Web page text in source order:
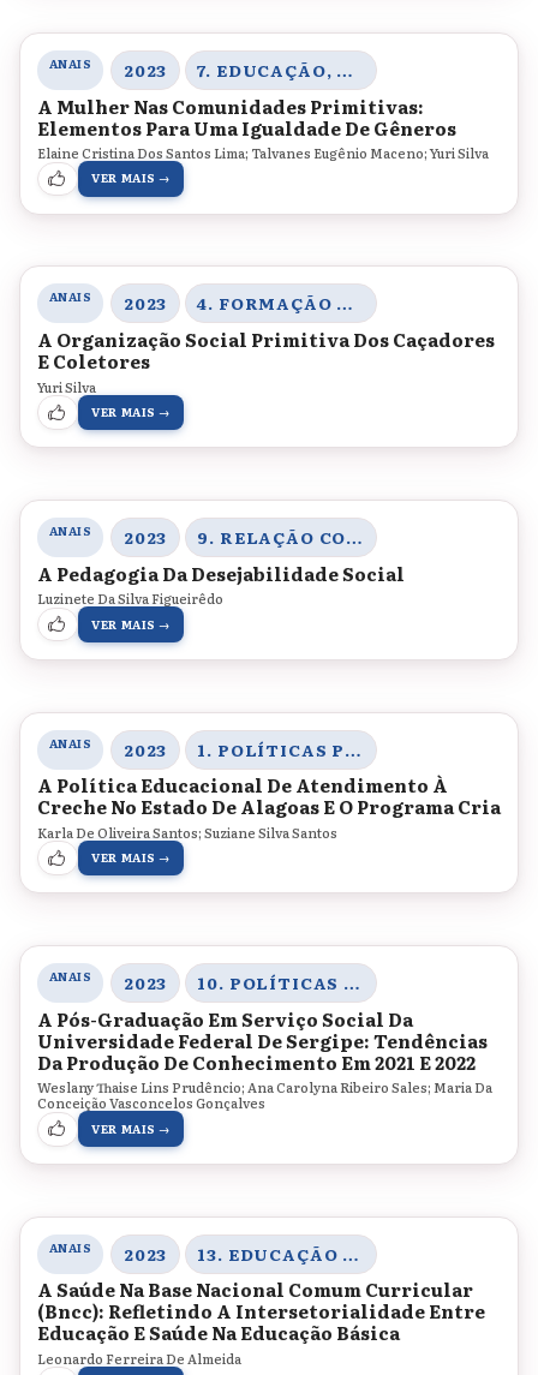
ANAIS 2023 7. EDUCAÇÃO, CORPO E GÊNERO
A Mulher Nas Comunidades Primitivas:
Elementos Para Uma Igualdade De Gêneros
Elaine Cristina Dos Santos Lima; Talvanes Eugênio Maceno; Yuri Silva
VER MAIS →
ANAIS 2023 4. FORMAÇÃO DE PROFESSORES, MEMÓRIAS E HISTÓRIA DA EDUCAÇÃO
A Organização Social Primitiva Dos Caçadores
E Coletores
Yuri Silva
VER MAIS →
ANAIS 2023 9. RELAÇÃO COM O SABER
A Pedagogia Da Desejabilidade Social
Luzinete Da Silva Figueirêdo
VER MAIS →
ANAIS 2023 1. POLÍTICAS PÚBLICAS PARA A EDUCAÇÃO BÁSICA, DIVERSIDADE ÉTNICO-RACIAL E LEGISLAÇÃO EDUCACIONAL
A Política Educacional De Atendimento À
Creche No Estado De Alagoas E O Programa Cria
Karla De Oliveira Santos; Suziane Silva Santos
VER MAIS →
ANAIS 2023 10. POLÍTICAS DE EDUCAÇÃO SUPERIOR
A Pós-Graduação Em Serviço Social Da
Universidade Federal De Sergipe: Tendências
Da Produção De Conhecimento Em 2021 E 2022
Weslany Thaise Lins Prudêncio; Ana Carolyna Ribeiro Sales; Maria Da
Conceição Vasconcelos Gonçalves
VER MAIS →
ANAIS 2023 13. EDUCAÇÃO E SAÚDE
A Saúde Na Base Nacional Comum Curricular
(Bncc): Refletindo A Intersetorialidade Entre
Educação E Saúde Na Educação Básica
Leonardo Ferreira De Almeida